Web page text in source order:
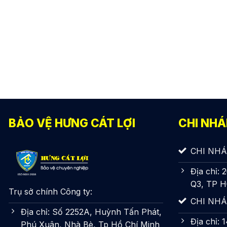
BẢO VỆ HƯNG CÁT LỢI
Trụ sở chính Công ty:
Địa chỉ: Số 2252A, Huỳnh Tấn Phát,
Phú Xuân, Nhà Bè, Tp Hồ Chí Minh
CHI
CHI
Địa chỉ:
Q3, TP
CHI
Địa chỉ: